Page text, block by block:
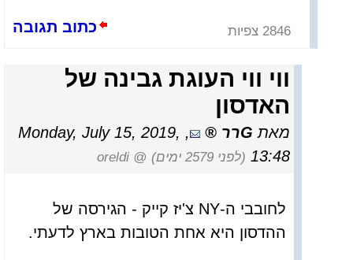
כתוב תגובה 2846 צפיות
ווי ווי העוגת גבינה של
האדסון
מאת Gרר ,
Monday, July 15, 2019,
13:48 (לפני 2579 ימים) @ oreldi
לחובבי ה-NY צ'יז קייק - הגירסה של
ההדסון היא אחת הטובות בארץ לדעתי.